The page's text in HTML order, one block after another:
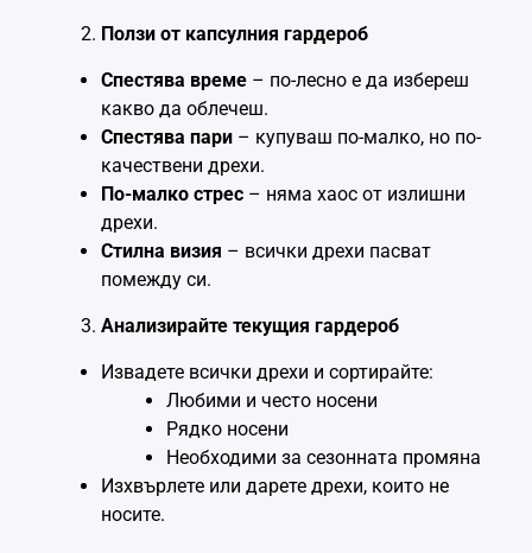
Ползи от капсулния гардероб
Спестява време – по-лесно е да избереш
какво да облечеш.
Спестява пари – купуваш по-малко, но по-
качествени дрехи.
По-малко стрес – няма хаос от излишни
дрехи.
Стилна визия – всички дрехи пасват
помежду си.
Анализирайте текущия гардероб
Извадете всички дрехи и сортирайте:
Любими и често носени
Рядко носени
Необходими за сезонната промяна
Изхвърлете или дарете дрехи, които не
носите.